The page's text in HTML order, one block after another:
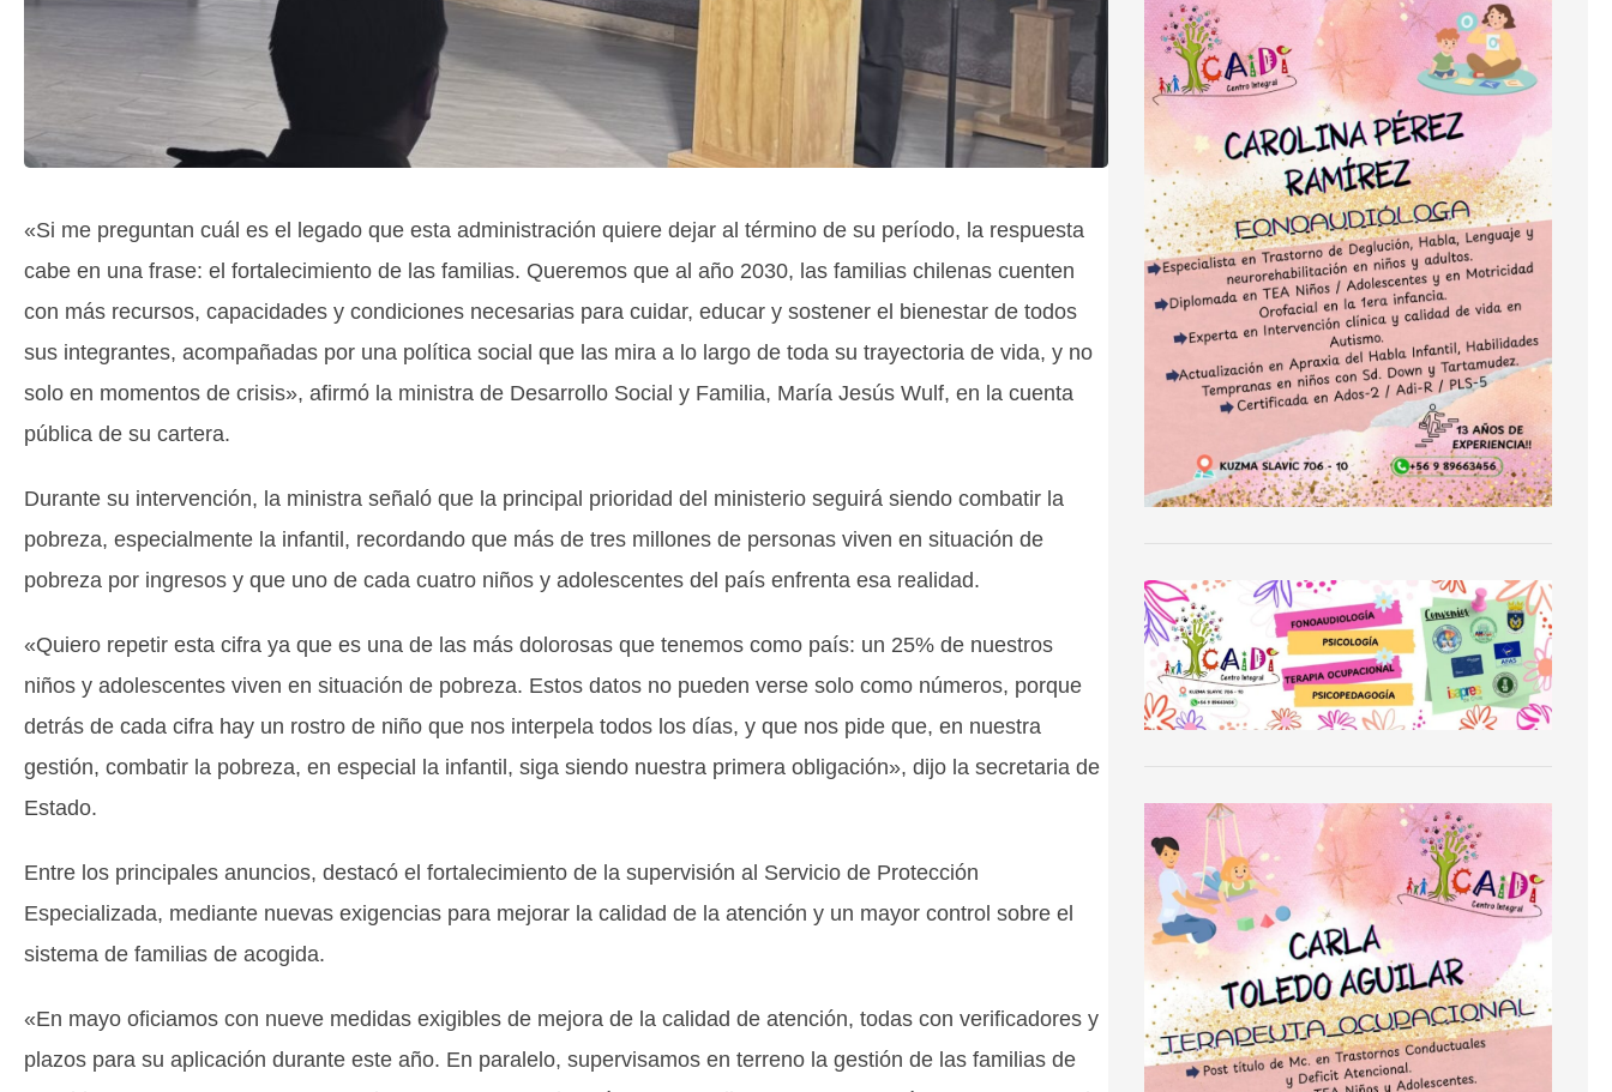
«Si me preguntan cuál es el legado que esta administración quiere dejar al término de su período, la respuesta
cabe en una frase: el fortalecimiento de las familias. Queremos que al año 2030, las familias chilenas cuenten
con más recursos, capacidades y condiciones necesarias para cuidar, educar y sostener el bienestar de todos
sus integrantes, acompañadas por una política social que las mira a lo largo de toda su trayectoria de vida, y no
solo en momentos de crisis», afirmó la ministra de Desarrollo Social y Familia, María Jesús Wulf, en la cuenta
pública de su cartera.
Durante su intervención, la ministra señaló que la principal prioridad del ministerio seguirá siendo combatir la
pobreza, especialmente la infantil, recordando que más de tres millones de personas viven en situación de
pobreza por ingresos y que uno de cada cuatro niños y adolescentes del país enfrenta esa realidad.
«Quiero repetir esta cifra ya que es una de las más dolorosas que tenemos como país: un 25% de nuestros
niños y adolescentes viven en situación de pobreza. Estos datos no pueden verse solo como números, porque
detrás de cada cifra hay un rostro de niño que nos interpela todos los días, y que nos pide que, en nuestra
gestión, combatir la pobreza, en especial la infantil, siga siendo nuestra primera obligación», dijo la secretaria de
Estado.
Entre los principales anuncios, destacó el fortalecimiento de la supervisión al Servicio de Protección
Especializada, mediante nuevas exigencias para mejorar la calidad de la atención y un mayor control sobre el
sistema de familias de acogida.
«En mayo oficiamos con nueve medidas exigibles de mejora de la calidad de atención, todas con verificadores y
plazos para su aplicación durante este año. En paralelo, supervisamos en terreno la gestión de las familias de